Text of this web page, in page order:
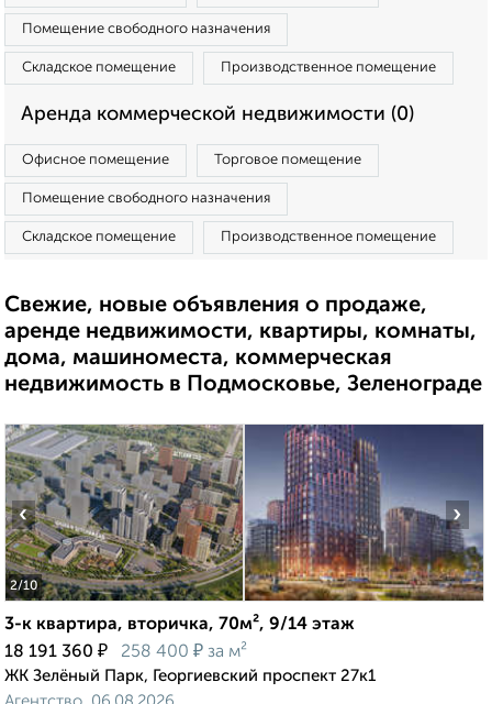
Помещение свободного назначения
Складское помещение Производственное помещение
Аренда коммерческой недвижимости (0)
Офисное помещение Торговое помещение
Помещение свободного назначения
Складское помещение Производственное помещение
Свежие, новые объявления о продаже,
аренде недвижимости, квартиры, комнаты,
дома, машиноместа, коммерческая
недвижимость в Подмосковье, Зеленограде
2/10
‹ ›
3-к квартира, вторичка, 70м², 9/14 этаж
18 191 360 ₽ 258 400 ₽ за м²
ЖК Зелёный Парк, Георгиевский проспект 27к1